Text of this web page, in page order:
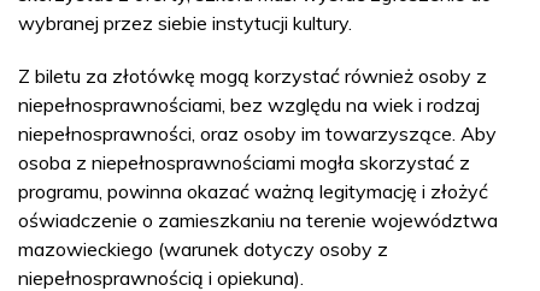
wybranej przez siebie instytucji kultury.
Z biletu za złotówkę mogą korzystać również osoby z
niepełnosprawnościami, bez względu na wiek i rodzaj
niepełnosprawności, oraz osoby im towarzyszące. Aby
osoba z niepełnosprawnościami mogła skorzystać z
programu, powinna okazać ważną legitymację i złożyć
oświadczenie o zamieszkaniu na terenie województwa
mazowieckiego (warunek dotyczy osoby z
niepełnosprawnością i opiekuna).